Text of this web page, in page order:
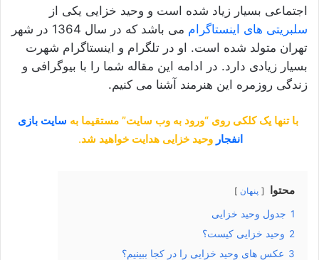
اجتماعی بسیار زیاد شده است و وحید خزایی یکی از
سلبریتی های اینستاگرام
می باشد که در سال 1364 در شهر
تهران متولد شده است. او در تلگرام و اینستاگرام شهرت
بسیار زیادی دارد. در ادامه این مقاله شما را با بیوگرافی و
زندگی روزمره این هنرمند آشنا می کنیم.
با تنها یک کلکی روی “ورود به وب سایت” مستقیما به سایت بازی
انفجار وحید خزایی هدایت خواهید شد.
محتوا پنهان
1 جدول وحید خزایی
2 وحید خزایی کیست؟
3 عکس های وحید خزایی را در کجا ببینیم؟